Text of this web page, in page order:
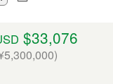
$33,076